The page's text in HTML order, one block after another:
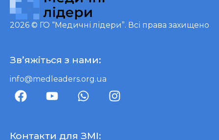
2026 © ГО “Медичні лідери”. Всі права захищено
Зв’яжіться з нами:
info@medleaders.org.ua
Контакти для ЗМІ: